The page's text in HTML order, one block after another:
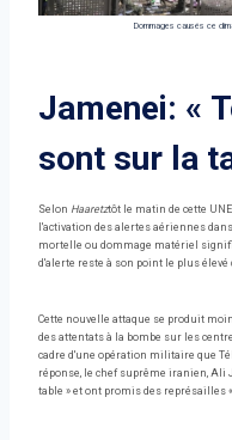
Dommages causés ce
Jamenei: «
sont sur la
Selon Haaretztôt le matin de cette
l'activation des alertes aériennes
mortelle ou dommage matériel
d'alerte reste à son point le plus
Cette nouvelle attaque se produit
des attentats à la bombe sur les
cadre d'une opération militaire que
réponse, le chef suprême iranien, Ali
table » et ont promis des représailles